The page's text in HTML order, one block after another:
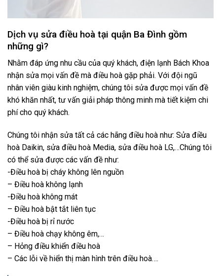
Dịch vụ sửa điều hoà tại quận Ba Đình gồm
những gì?
Nhằm đáp ứng nhu cầu của quý khách, điện lạnh Bách Khoa
nhận sửa mọi vấn đề mà điều hoà gặp phải. Với đội ngũ
nhân viên giàu kinh nghiệm, chúng tôi sửa được mọi vấn đề
khó khăn nhất, tư vấn giải pháp thông minh mà tiết kiệm chi
phí cho quý khách.
Chúng tôi nhận sửa tất cả các hãng điều hoà như: Sửa điều
hoà Daikin, sửa điều hoà Media, sửa điều hoà LG,…Chúng tôi
có thể sửa được các vấn đề như:
-Điều hoà bị cháy không lên nguồn
– Điều hoà không lạnh
-Điều hoà không mát
– Điều hoà bật tắt liên tục
-Điều hoà bị rỉ nước
– Điều hoà chạy không êm,…
– Hỏng điều khiển điều hoà
– Các lỗi về hiển thị màn hình trên điều hoà….